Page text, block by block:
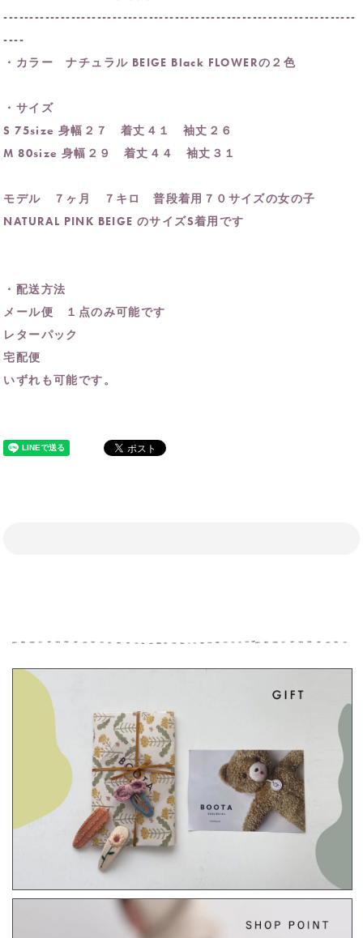
--------------------------------------------------------------------
----
・カラー ナチュラル BEIGE Black FLOWERの２色
・サイズ
S 75size 身幅２７ 着丈４１ 袖丈２６
M 80size 身幅２９ 着丈４４ 袖丈３１
モデル ７ヶ月 ７キロ 普段着用７０サイズの女の子
NATURAL PINK BEIGE のサイズS着用です
・配送方法
メール便 １点のみ可能です
レターパック
宅配便
いずれも可能です。